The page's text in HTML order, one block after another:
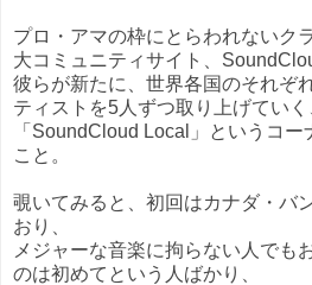
プロ・アマの枠にとらわれないク
大コミュニティサイト、
彼らが新たに、世界各国のそれぞ
ティストを5人ずつ取り上げていく
「SoundCloud Local」というコ
こと。
覗いてみると、初回はカナダ・バ
おり、
メジャーな音楽に拘らない人でも
のは初めてという人ばかり、